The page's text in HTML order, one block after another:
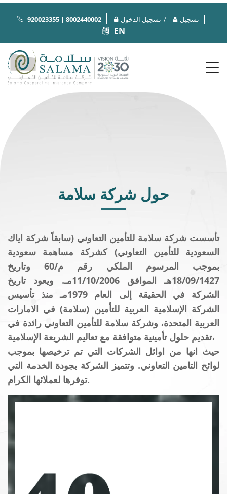
920023355 | 8002440002 تسجيل الدخول تسجيل
EN
حول شركة سلامة
تأسست شركة سلامة للتأمين التعاوني (سابقاً شركة اياك
السعودية للتأمين التعاوني) كشركة مساهمة سعودية
بموجب المرسوم الملكي رقم م/60 وتاريخ
18/09/1427هـ الموافق 11/10/2006مـ. ويعود تاريخ
الشركة في الحقيقة إلى العام 1979مـ منذ تأسيس
الشركة الإسلامية العربية للتأمين (سلامة) في الامارات
العربية المتحدة، وشركة سلامة للتأمين التعاوني رائدة في
تقديم حلول تأمينية متوافقة مع تعاليم الشريعة الإسلامية،
حيث انها من اوائل الشركات التي تم ترخيصها بموجب
لوائح التامين التعاوني. وتتميز الشركة بجودة الخدمة التي
توفرها لعملائها الكرام.